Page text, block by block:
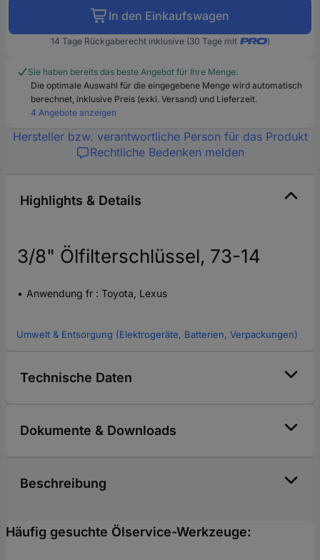
In den Einkaufswagen
14 Tage Rückgaberecht inklusive (30 Tage mit )
Sie haben bereits das beste Angebot für Ihre Menge.
Die optimale Auswahl für die eingegebene Menge wird automatisch
berechnet, inklusive Preis (exkl. Versand) und Lieferzeit.
4 Angebote anzeigen
Hersteller bzw. verantwortliche Person für das Produkt
Rechtliche Bedenken melden
Highlights & Details
3/8" Ölfilterschlüssel, 73-14
Anwendung fr : Toyota, Lexus
Umwelt & Entsorgung (Elektrogeräte, Batterien, Verpackungen)
Technische Daten
Dokumente & Downloads
Beschreibung
Häufig gesuchte Ölservice-Werkzeuge: